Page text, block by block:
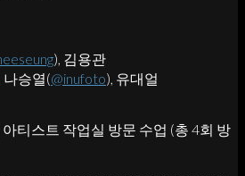
), 김용관
나승열(@inufoto), 유대얼
티스트 작업실 방문 수업 (총 4회 방